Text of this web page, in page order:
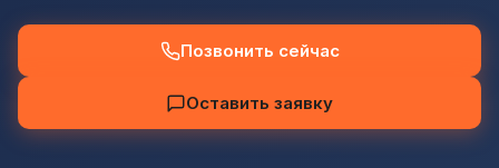
Позвонить сейчас
Оставить заявку